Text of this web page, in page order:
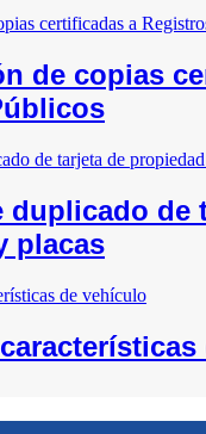
de copias
duplicado de
placas